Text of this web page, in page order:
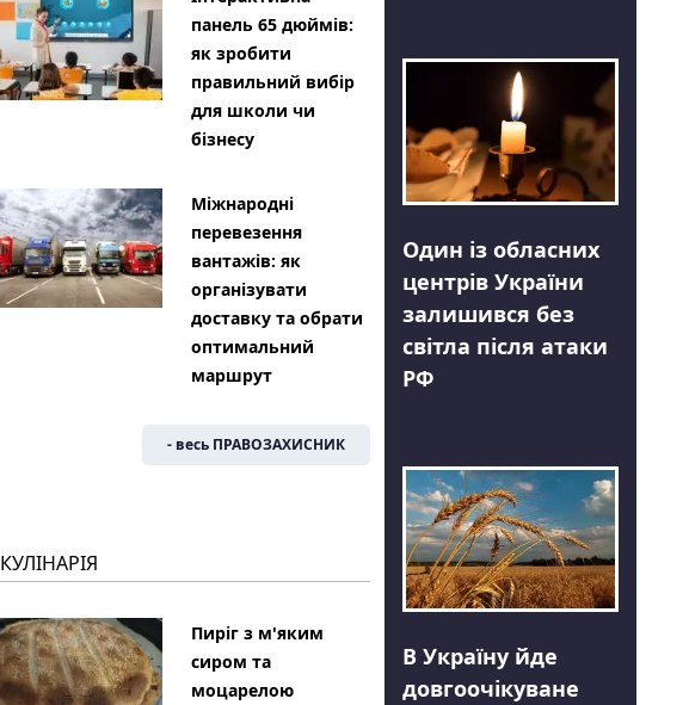
панель 65 дюймів:
як зробити
правильний вибір
для школи чи
бізнесу
Міжнародні
перевезення
вантажів: як
організувати
доставку та обрати
оптимальний
маршрут
- весь ПРАВОЗАХИСНИК
КУЛІНАРІЯ
Пиріг з м'яким
сиром та
моцарелою
Один із обласних
центрів України
залишився без
світла після атаки
РФ
В Україну йде
довгоочікуване